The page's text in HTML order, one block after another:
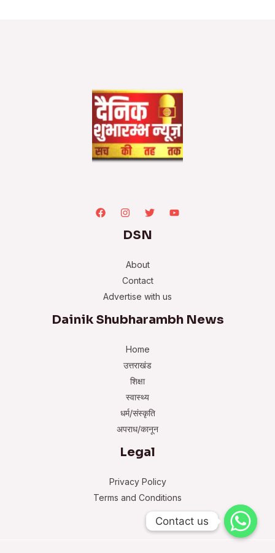
DSN
About
Contact
Advertise with us
Dainik Shubharambh News
Home
उत्तराखंड
शिक्षा
स्वास्थ्य
धर्म/संस्कृति
अपराध/कानून
Legal
Privacy Policy
Terms and Conditions
Contact us
Contact us